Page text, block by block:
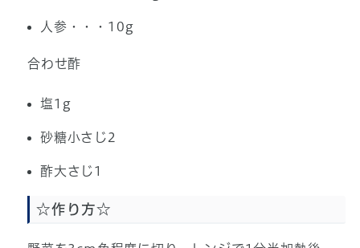
人参・・・10g
合わせ酢
塩1g
砂糖小さじ2
酢大さじ1
☆作り方☆